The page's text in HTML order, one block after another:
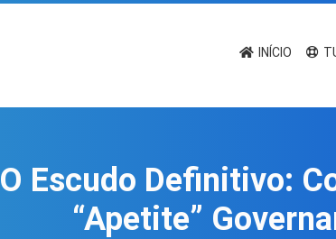
INÍCIO
O Escudo Definitivo:
“Apetite”